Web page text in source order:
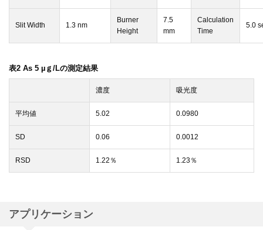
Slit Width 1.3 nm
Burner
Height
7.5
mm
Calculation
Time
5.0
表2 As 5 µｇ/Lの測定結果
濃度 吸光度
平均値 5.02 0.0980
SD 0.06 0.0012
RSD 1.22％ 1.23％
アプリケーション